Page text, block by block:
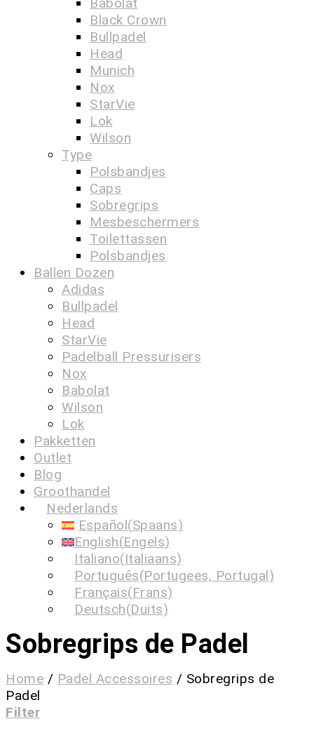
Black Crown
Bullpadel
Head
Munich
Nox
StarVie
Lok
Wilson
Type
Polsbandjes
Caps
Sobregrips
Mesbeschermers
Toilettassen
Polsbandjes
Ballen Dozen
Adidas
Bullpadel
Head
StarVie
Padelball Pressurisers
Nox
Babolat
Wilson
Lok
Pakketten
Outlet
Blog
Groothandel
Nederlands
Español(Spaans)
English(Engels)
Italiano(Italiaans)
Português(Portugees, Portugal)
Français(Frans)
Deutsch(Duits)
Sobregrips de Padel
Home / Padel Accessoires / Sobregrips de
Padel
Filter